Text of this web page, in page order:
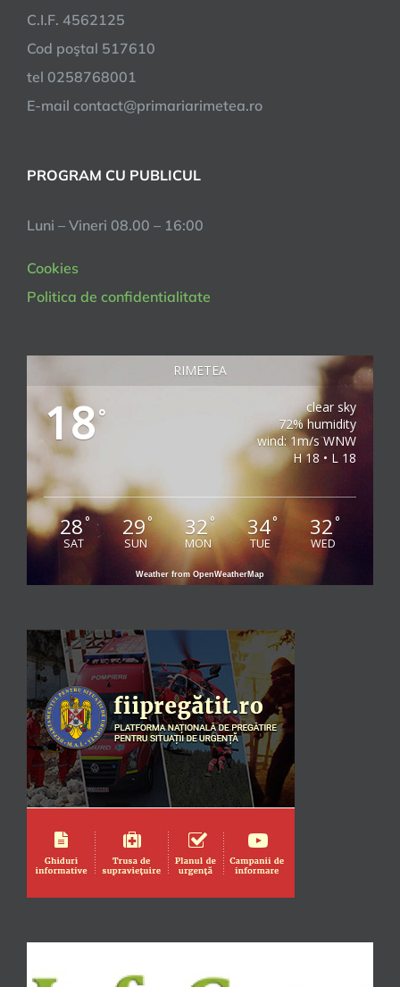
C.I.F. 4562125
Cod poştal 517610
tel 0258768001
E-mail contact@primariarimetea.ro
PROGRAM CU PUBLICUL
Luni – Vineri 08.00 – 16:00
Cookies
Politica de confidentialitate
RIMETEA
18°
clear sky
72% humidity
wind: 1m/s WNW
H 18 • L 18
28°
SAT
29°
SUN
32°
MON
34°
TUE
32°
WED
Weather from OpenWeatherMap